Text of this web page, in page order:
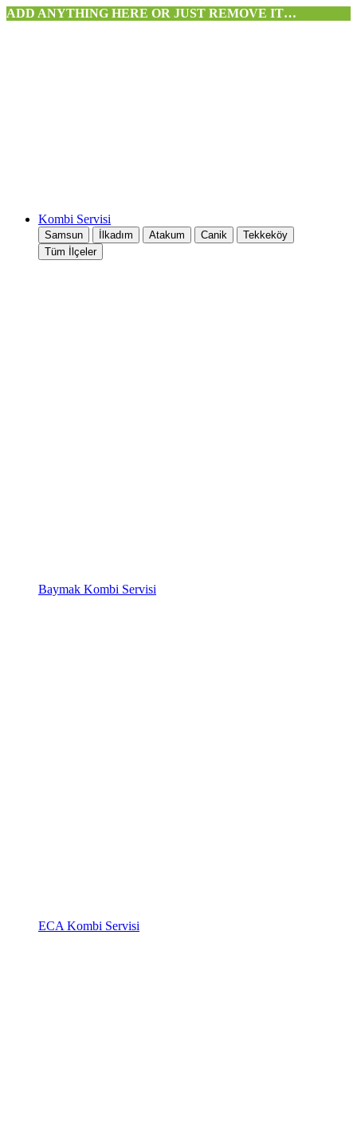
ADD ANYTHING HERE OR JUST REMOVE IT…
Kombi Servisi
Samsun İlkadım Atakum Canik
Tekkeköy
Tüm İlçeler
Baymak Kombi Servisi
ECA Kombi Servisi